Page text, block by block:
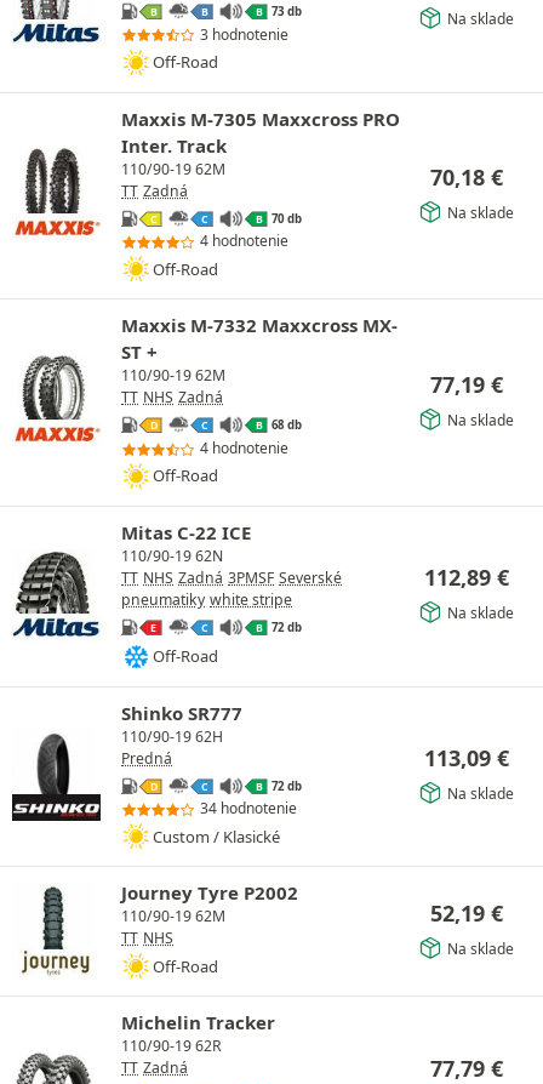
B B B 73 db
3 hodnotenie
Off-Road
Na sklade
Maxxis M-7305 Maxxcross PRO
Inter. Track
110/90-19 62M
TT Zadná
C C B 70 db
4 hodnotenie
Off-Road
70,18 €
Na sklade
Maxxis M-7332 Maxxcross MX-
ST +
110/90-19 62M
TT NHS Zadná
D C B 68 db
4 hodnotenie
Off-Road
77,19 €
Na sklade
Mitas C-22 ICE
110/90-19 62N
TT NHS Zadná 3PMSF Severské
pneumatiky white stripe
E C B 72 db
Off-Road
112,89 €
Na sklade
Shinko SR777
110/90-19 62H
Predná
D C B 72 db
34 hodnotenie
Custom / Klasické
113,09 €
Na sklade
Journey Tyre P2002
110/90-19 62M
TT NHS
Off-Road
52,19 €
Na sklade
Michelin Tracker
110/90-19 62R
TT Zadná 77,79 €